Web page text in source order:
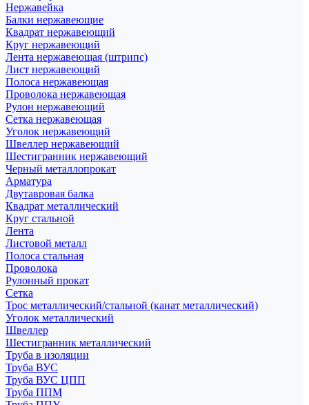
Нержавейка
Балки нержавеющие
Квадрат нержавеющий
Круг нержавеющий
Лента нержавеющая (штрипс)
Лист нержавеющий
Полоса нержавеющая
Проволока нержавеющая
Рулон нержавеющий
Сетка нержавеющая
Уголок нержавеющий
Швеллер нержавеющий
Шестигранник нержавеющий
Черный металлопрокат
Арматура
Двутавровая балка
Квадрат металлический
Круг стальной
Лента
Листовой металл
Полоса стальная
Проволока
Рулонный прокат
Сетка
Трос металлический/стальной (канат металлический)
Уголок металлический
Швеллер
Шестигранник металлический
Труба в изоляции
Труба ВУС
Труба ВУС ЦПП
Труба ППМ